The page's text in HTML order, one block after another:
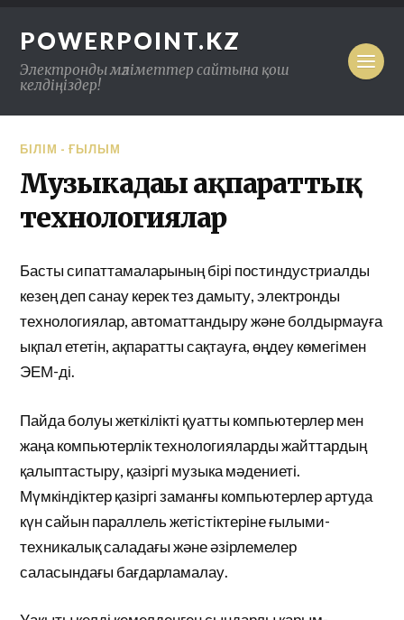
POWERPOINT.KZ
Электронды мәліметтер сайтына қош
келдіңіздер!
БІЛІМ - ҒЫЛЫМ
Музыкадағы ақпараттық
технологиялар
Басты сипаттамаларының бірі постиндустриалды
кезең деп санау керек тез дамыту, электронды
технологиялар, автоматтандыру және болдырмауға
ықпал ететін, ақпаратты сақтауға, өңдеу көмегімен
ЭЕМ-ді.
Пайда болуы жеткілікті қуатты компьютерлер мен
жаңа компьютерлік технологияларды жайттардың
қалыптастыру, қазіргі музыка мәдениеті.
Мүмкіндіктер қазіргі заманғы компьютерлер артуда
күн сайын параллель жетістіктеріне ғылыми-
техникалық саладағы және әзірлемелер
саласындағы бағдарламалау.